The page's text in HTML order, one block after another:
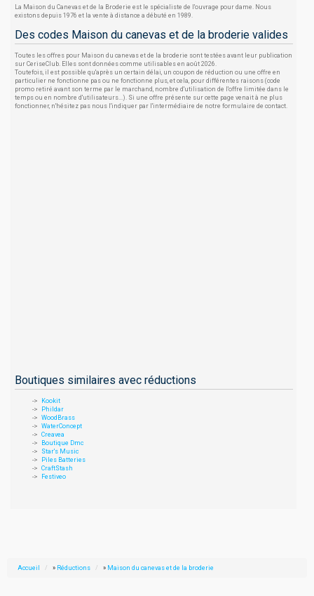
La Maison du Canevas et de la Broderie est le spécialiste de l'ouvrage pour dame. Nous
existons depuis 1976 et la vente à distance a débuté en 1989.
Des codes Maison du canevas et de la broderie valides
Toutes les offres pour Maison du canevas et de la broderie sont testées avant leur publication
sur CeriseClub. Elles sont données comme utilisables en août 2026.
Toutefois, il est possible qu'après un certain délai, un coupon de réduction ou une offre en
particulier ne fonctionne pas ou ne fonctionne plus, et cela, pour différentes raisons (code
promo retiré avant son terme par le marchand, nombre d'utilisation de l'offre limitée dans le
temps ou en nombre d'utilisateurs...). Si une offre présente sur cette page venait à ne plus
fonctionner, n'hésitez pas nous l'indiquer par l'intermédiaire de notre formulaire de contact.
Boutiques similaires avec réductions
Kookit
Phildar
WoodBrass
WaterConcept
Creavea
Boutique Dmc
Star's Music
Piles Batteries
CraftStash
Festiveo
Accueil » Réductions » Maison du canevas et de la broderie